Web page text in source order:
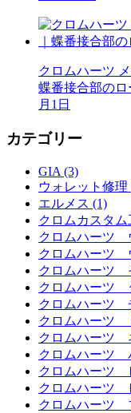
クロムハーツ
蝶番接合部のロ
月1日
カテゴリー
GIA (3)
ウォレット修理
エルメス (1)
クロムカスタム
クロムハーツ
クロムハーツ
クロムハーツ
クロムハーツ
クロムハーツ
クロムハーツ
クロムハーツ
クロムハーツ
クロムハーツ
クロムハーツ
クロムハーツ